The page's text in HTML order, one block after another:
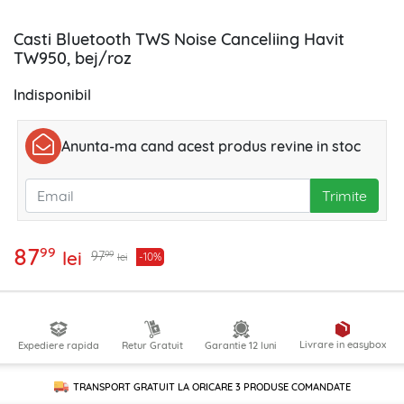
Casti Bluetooth TWS Noise Canceliing Havit
TW950, bej/roz
Indisponibil
Anunta-ma cand acest produs revine in stoc
Trimite
8799 lei 9799 lei -10%
Expediere rapida Retur Gratuit Garantie 12 luni Livrare in easybox
TRANSPORT GRATUIT LA ORICARE 3 PRODUSECOMANDATE